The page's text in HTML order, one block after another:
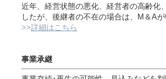
近年、経営状態の悪化、経営者の高齢化
したが、後継者の不在の場合は、M＆A
>>詳細はこちら
事業承継